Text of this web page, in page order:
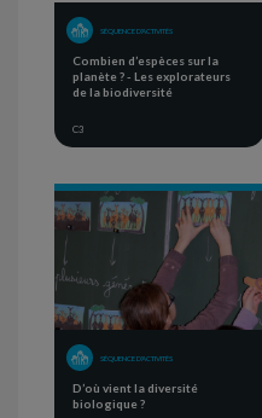
SÉQUENCE D'ACTIVITÉS
Combien d’espèces sur la
planète ? - Les explorateurs
de la biodiversité
C3
SÉQUENCE D'ACTIVITÉS
D’où vient la diversité
biologique ?